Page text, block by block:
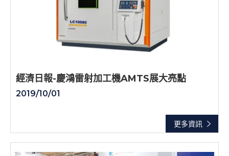
更多資訊
經濟日報-慶鴻雷射加工機AMTS展大亮點
2019/10/01